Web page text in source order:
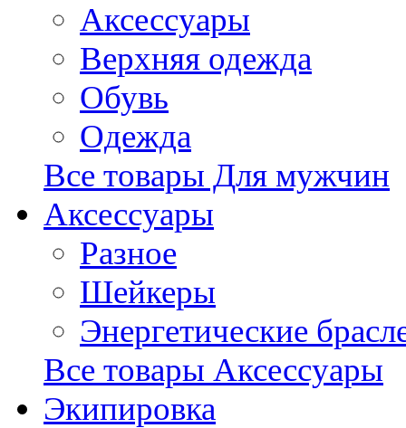
Аксессуары
Верхняя одежда
Обувь
Одежда
Все товары Для мужчин
Аксессуары
Разное
Шейкеры
Энергетические
Все товары Аксессуары
Экипировка